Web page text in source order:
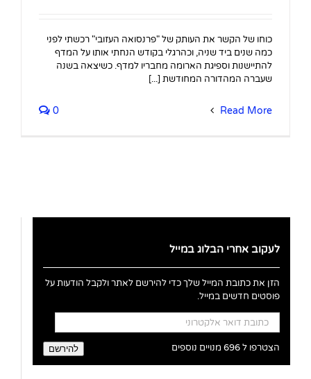
כוחו של הקשר את העותק של "פרנסואה העזובי" רכשתי לפני
כמה שנים ביד שניה, וכהרגלי בקודש הנחתי אותו על המדף
להתיישנות וספיגת הארומה מחבריו למדף. כשיצאה בשנה
שעברה המהדורה המחודשת [...]
Read More
0
לעקוב אחרי הבלוג במייל
הזן את כתובת המייל שלך כדי להירשם לאתר ולקבל הודעות על
פוסטים חדשים במייל.
כתובת
דואר
אלקטרוני
להירשם הצטרפו ל 696 מנויים נוספים